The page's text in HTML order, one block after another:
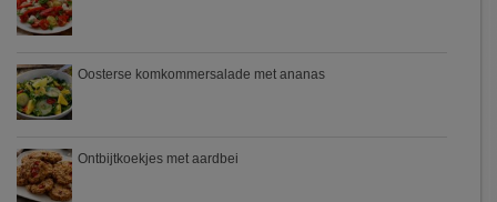
Oosterse komkommersalade met ananas
Ontbijtkoekjes met aardbei